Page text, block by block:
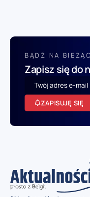
BĄDŹ NA
Zapisz się do
ZAPISUJĘ SIĘ